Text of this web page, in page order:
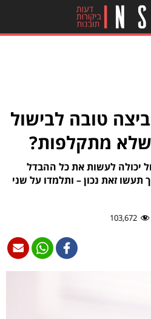
ביצה טובה לבישול
מתקלפות?
יכולה לעשות את כל ההבדל
זאת נכון – ותלמדו על שני
103,672